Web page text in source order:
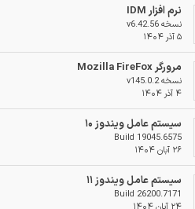
نرم افزار IDM
نسخه v6.42.56
۵ آذر ۱۴۰۴
مرورگر Mozilla FireFox
نسخه v145.0.2
۴ آذر ۱۴۰۴
سیستم عامل ویندوز ۱۰
Build 19045.6575
۲۶ آبان ۱۴۰۴
سیستم عامل ویندوز ۱۱
Build 26200.7171